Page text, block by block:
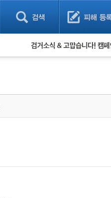
검거 소식